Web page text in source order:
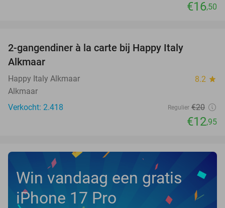
€16,50
2-gangendiner à la carte bij Happy Italy
Alkmaar
Happy Italy Alkmaar 8.2 star
Alkmaar
Verkocht: 2.418
Regulier €20
€12,95
Win vandaag een gratis
iPhone 17 Pro